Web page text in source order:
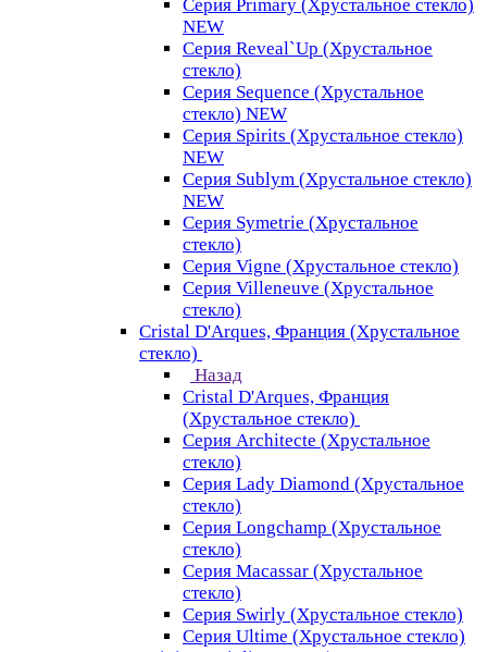
Серия Primary (Хрустальное стекло)
NEW
Серия Reveal`Up (Хрустальное
стекло)
Серия Sequence (Хрустальное
стекло) NEW
Серия Spirits (Хрустальное стекло)
NEW
Серия Sublym (Хрустальное стекло)
NEW
Серия Symetrie (Хрустальное
стекло)
Серия Vigne (Хрустальное стекло)
Серия Villeneuve (Хрустальное
стекло)
Cristal D'Arques, Франция (Хрустальное
стекло)
Назад
Cristal D'Arques, Франция
(Хрустальное стекло)
Серия Architecte (Хрустальное
стекло)
Серия Lady Diamond (Хрустальное
стекло)
Серия Longchamp (Хрустальное
стекло)
Серия Macassar (Хрустальное
стекло)
Серия Swirly (Хрустальное стекло)
Серия Ultime (Хрустальное стекло)